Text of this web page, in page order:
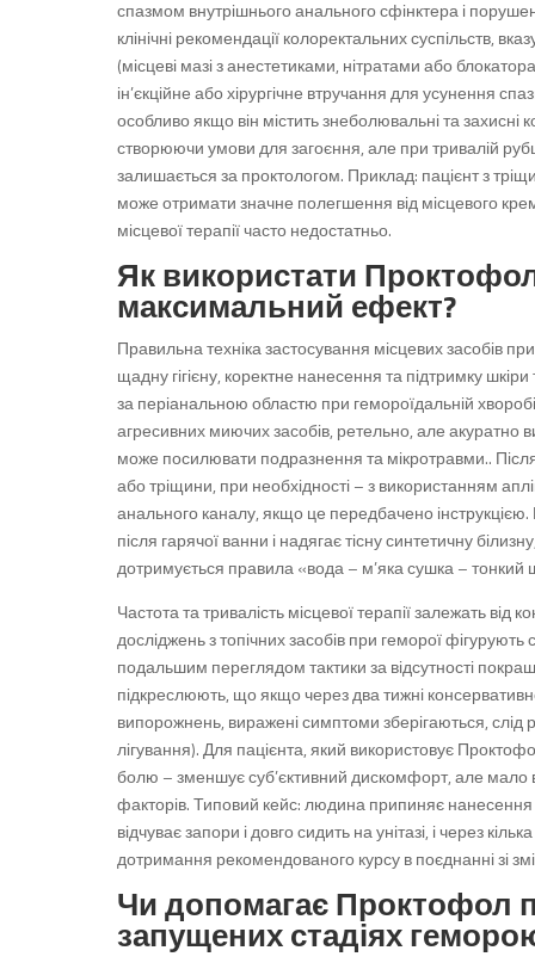
спазмом внутрішнього анального сфінктера і
клінічні рекомендації колоректальних суспільств,
(місцеві мазі з анестетиками, нітратами або
ін’єкційне або хірургічне втручання для усунення
особливо якщо він містить знеболювальні та
створюючи умови для загоєння, але при тривалій
залишається за проктологом. Приклад: пацієнт з
може отримати значне полегшення від місцевого
місцевої терапії часто недостатньо.
Як використати
максимальний ефект?
Правильна техніка застосування місцевих засобів
щадну гігієну, коректне нанесення та підтримку
за періанальною областю при гемороїдальній
агресивних миючих засобів, ретельно, але акуратно
може посилювати подразнення та мікротравми..
або тріщини, при необхідності – з використанням
анального каналу, якщо це передбачено
після гарячої ванни і надягає тісну синтетичну
дотримується правила «вода – м’яка сушка – тонкий
Частота та тривалість місцевої терапії залежать
досліджень з топічних засобів при геморої
подальшим переглядом тактики за відсутності
підкреслюють, що якщо через два тижні
випорожнень, виражені симптоми зберігаються, слід
лігування). Для пацієнта, який використовує
болю – зменшує суб’єктивний дискомфорт, але мало
факторів. Типовий кейс: людина припиняє нанесення
відчуває запори і довго сидить на унітазі, і через
дотримання рекомендованого курсу в поєднанні зі
Чи допомагає Проктофол
запущених стадіях